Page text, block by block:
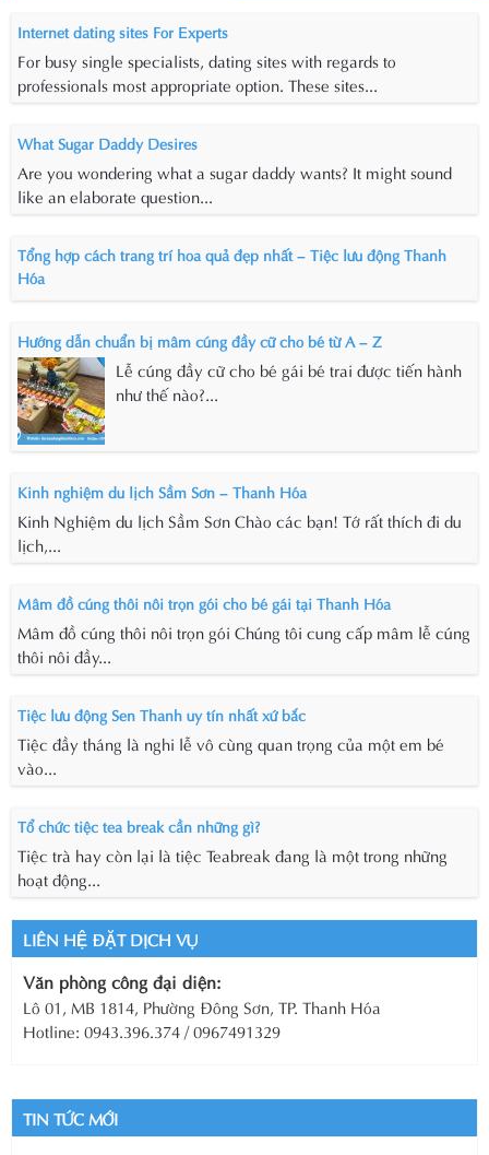
Internet dating sites For Experts
For busy single specialists, dating sites with regards to
professionals most appropriate option. These sites...
What Sugar Daddy Desires
Are you wondering what a sugar daddy wants? It might sound
like an elaborate question...
Tổng hợp cách trang trí hoa quả đẹp nhất – Tiệc lưu động Thanh
Hóa
Hướng dẫn chuẩn bị mâm cúng đầy cữ cho bé từ A – Z
Lễ cúng đầy cữ cho bé gái bé trai được tiến hành
như thế nào?...
Kinh nghiệm du lịch Sầm Sơn – Thanh Hóa
Kinh Nghiệm du lịch Sầm Sơn Chào các bạn! Tớ rất thích đi du
lịch,...
Mâm đồ cúng thôi nôi trọn gói cho bé gái tại Thanh Hóa
Mâm đồ cúng thôi nôi trọn gói Chúng tôi cung cấp mâm lễ cúng
thôi nôi đầy...
Tiệc lưu động Sen Thanh uy tín nhất xứ bắc
Tiệc đầy tháng là nghi lễ vô cùng quan trọng của một em bé
vào...
Tổ chức tiệc tea break cần những gì?
Tiệc trà hay còn lại là tiệc Teabreak đang là một trong những
hoạt động...
LIÊN HỆ ĐẶT DỊCH VỤ
Văn phòng công đại diện:
Lô 01, MB 1814, Phường Đông Sơn, TP. Thanh Hóa
Hotline: 0943.396.374 / 0967491329
TIN TỨC MỚI